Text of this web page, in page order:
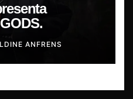
ANFRENS